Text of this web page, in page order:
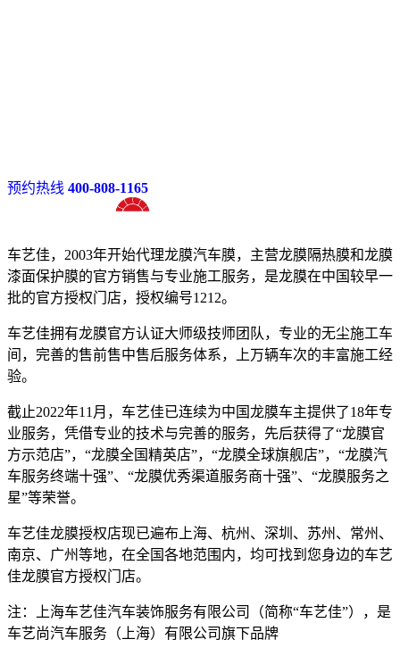
预约热线 400-808-1165
车艺佳，2003年开始代理龙膜汽车膜，主营龙膜隔热膜和龙膜
漆面保护膜的官方销售与专业施工服务，是龙膜在中国较早一
批的官方授权门店，授权编号1212。
车艺佳拥有龙膜官方认证大师级技师团队，专业的无尘施工车
间，完善的售前售中售后服务体系，上万辆车次的丰富施工经
验。
截止2022年11月，车艺佳已连续为中国龙膜车主提供了18年专
业服务，凭借专业的技术与完善的服务，先后获得了“龙膜官
方示范店”，“龙膜全国精英店”，“龙膜全球旗舰店”，“龙膜汽
车服务终端十强”、“龙膜优秀渠道服务商十强”、“龙膜服务之
星”等荣誉。
车艺佳龙膜授权店现已遍布上海、杭州、深圳、苏州、常州、
南京、广州等地，在全国各地范围内，均可找到您身边的车艺
佳龙膜官方授权门店。
注：上海车艺佳汽车装饰服务有限公司（简称“车艺佳”），是
车艺尚汽车服务（上海）有限公司旗下品牌